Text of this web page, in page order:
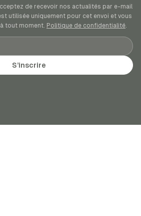
de recevoir nos actualités par e-mail
utilisée uniquement pour cet envoi et vous
tout moment. Politique de confidentialité.
S’inscrire